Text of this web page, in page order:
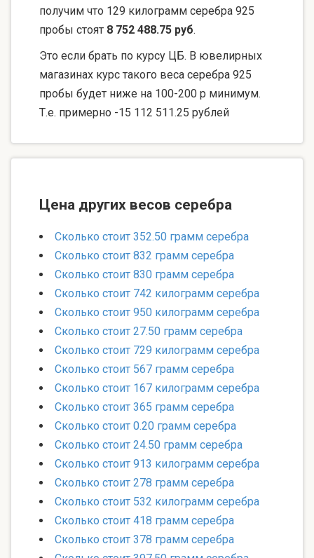
получим что 129 килограмм серебра 925
пробы стоят 8 752 488.75 руб.
Это если брать по курсу ЦБ. В ювелирных
магазинах курс такого веса серебра 925
пробы будет ниже на 100-200 р минимум.
Т.е. примерно -15 112 511.25 рублей
Цена других весов серебра
Сколько стоит 352.50 грамм серебра
Сколько стоит 832 грамм серебра
Сколько стоит 830 грамм серебра
Сколько стоит 742 килограмм серебра
Сколько стоит 950 килограмм серебра
Сколько стоит 27.50 грамм серебра
Сколько стоит 729 килограмм серебра
Сколько стоит 567 грамм серебра
Сколько стоит 167 килограмм серебра
Сколько стоит 365 грамм серебра
Сколько стоит 0.20 грамм серебра
Сколько стоит 24.50 грамм серебра
Сколько стоит 913 килограмм серебра
Сколько стоит 278 грамм серебра
Сколько стоит 532 килограмм серебра
Сколько стоит 418 грамм серебра
Сколько стоит 378 грамм серебра